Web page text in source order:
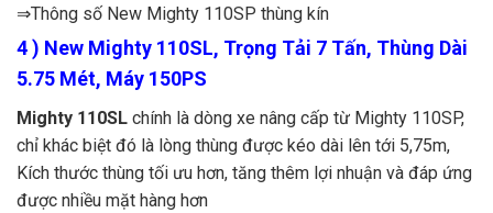
⇒Thông số New Mighty 110SP thùng kín
4) New Mighty 110SL, Trọng Tải 7 Tấn, Thùng Dài
5.75 Mét, Máy 150PS
Mighty 110SL chính là dòng xe nâng cấp từ Mighty 110SP,
chỉ khác biệt đó là lòng thùng được kéo dài lên tới 5,75m,
Kích thước thùng tối ưu hơn, tăng thêm lợi nhuận và đáp ứng
được nhiều mặt hàng hơn